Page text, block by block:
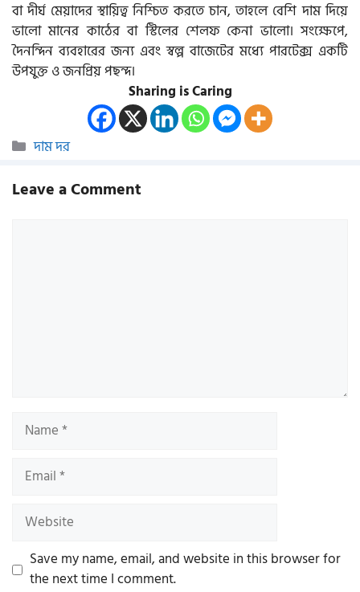
বা দীর্ঘ মেয়াদের স্থায়িত্ব নিশ্চিত করতে চান, তাহলে বেশি দাম দিয়ে
ভালো মানের কাঠের বা স্টিলের শেলফ কেনা ভালো। সংক্ষেপে,
দৈনন্দিন ব্যবহারের জন্য এবং স্বল্প বাজেটের মধ্যে পারটেক্স একটি
উপযুক্ত ও জনপ্রিয় পছন্দ।
Sharing is Caring
Categories
দাম দর
Leave a Comment
Name
Email
Website
Save my name, email, and website in this browser for
the next time I comment.